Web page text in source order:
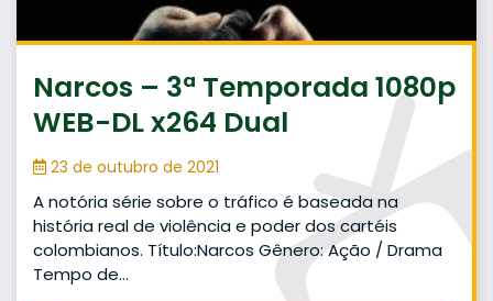
Narcos – 3ª Temporada 1080p
WEB-DL x264 Dual
23 de outubro de 2021
A notória série sobre o tráfico é baseada na
história real de violência e poder dos cartéis
colombianos. Título:Narcos Gênero: Ação / Drama
Tempo de…